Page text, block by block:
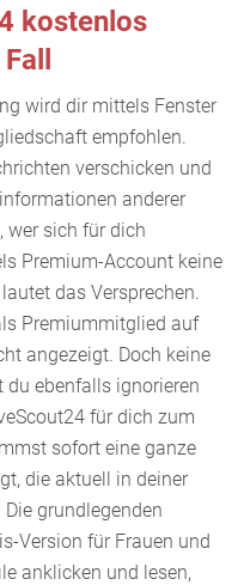
kostenlos
wird dir mittels Fenster
empfohlen.
verschicken und
anderer
wer sich für dich
Premium-Account keine
das Versprechen.
Premiummitglied auf
angezeigt. Doch keine
du ebenfalls ignorieren
für dich zum
sofort eine ganze
die aktuell in deiner
grundlegenden
Version für Frauen und
anklicken und lesen,